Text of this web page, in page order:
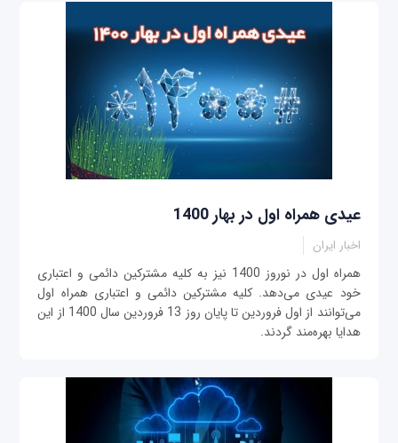
عیدی همراه اول در بهار 1400
اخبار ایران
همراه اول در نوروز 1400 نیز به کلیه مشترکین دائمی و اعتباری
خود عیدی می‌دهد. کلیه مشترکین دائمی و اعتباری همراه اول
می‌توانند از اول فروردین تا پایان روز 13 فروردین سال 1400 از این
هدایا بهره‌مند گردند.